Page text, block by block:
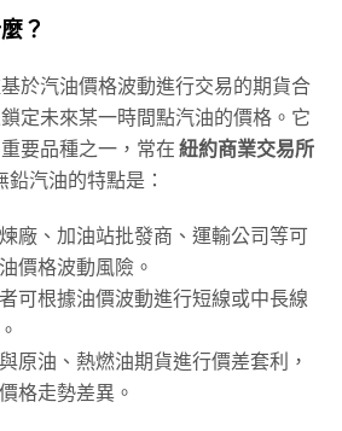
？
於汽油價格波動進行交易的期貨合
定未來某一時間點汽油的價格。它
要品種之一，常在紐約商業交易所
鉛汽油的特點是：
煉廠、加油站批發商、運輸公司等可
價格波動風險。
者可根據油價波動進行短線或中長線
原油、熱燃油期貨進行價差套利，
格走勢差異。